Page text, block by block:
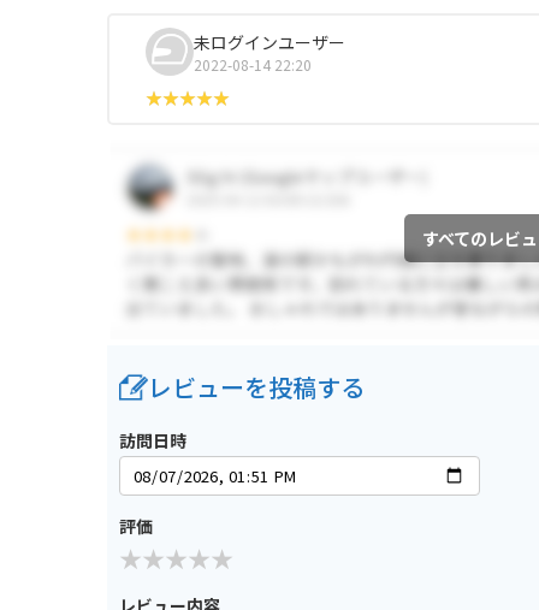
未ログインユーザー
2022-08-14 22:20
すべてのレビ
レビューを投稿する
訪問日時
評価
レビュー内容